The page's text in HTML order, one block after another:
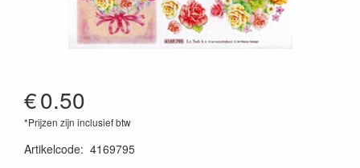
€0.50
*Prijzen zijn inclusief btw
Artikelcode: 4169795